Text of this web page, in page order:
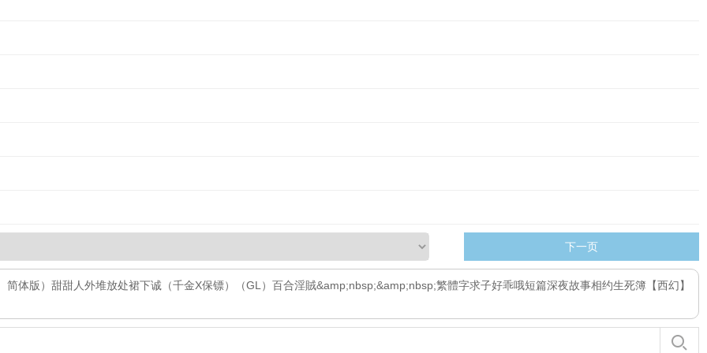
下一页
体版） 甜甜人外堆放处裙下诚（千金X保镖） （GL）百合淫賊&amp;nbsp;&amp;nbsp;繁體字求子好乖哦短篇深夜故事相约生死簿 【西幻】